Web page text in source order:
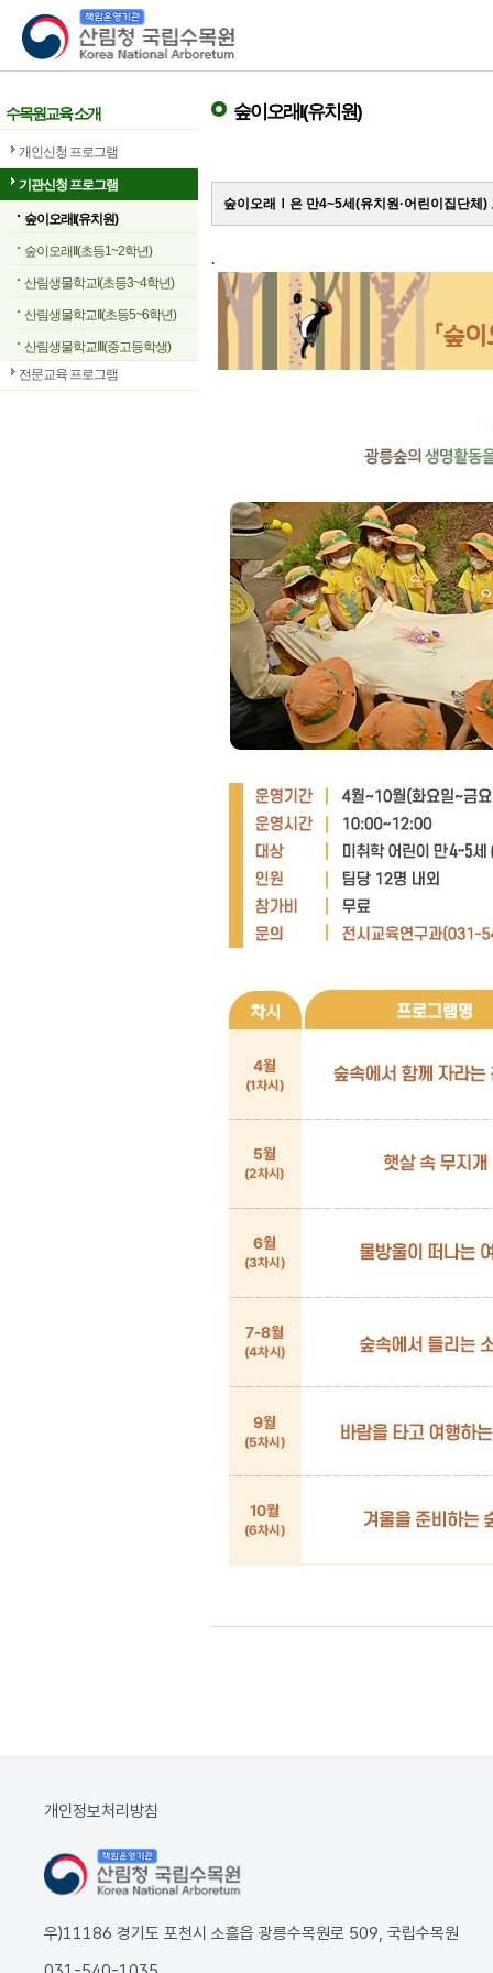
산림청 국립수목원
수목원교육 소개
개인신청 프로그램
기관신청 프로그램
숲이오래I(유치원)
숲이오래II(초등1~2학년)
산림생물학교I(초등3~4학년)
산림생물학교II(초등5~6학년)
산림생물학교III(중고등학생)
전문교육 프로그램
숲이오래I(유치원)
숲이오래Ⅰ은 만4~5세(유치원·어린이집단체)
.
개인정보처리방침
우)11186 경기도 포천시 소흘읍 광릉수목원로 509, 국립수목원